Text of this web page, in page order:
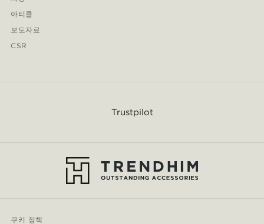
아티클
보도자료
CSR
Trustpilot
쿠키 정책